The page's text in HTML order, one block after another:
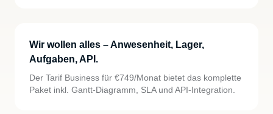
Wir wollen alles – Anwesenheit, Lager,
Aufgaben, API.
Der Tarif Business für €749/Monat bietet das komplette
Paket inkl. Gantt-Diagramm, SLA und API-Integration.